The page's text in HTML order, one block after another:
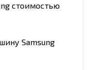
стоимостью
Samsung